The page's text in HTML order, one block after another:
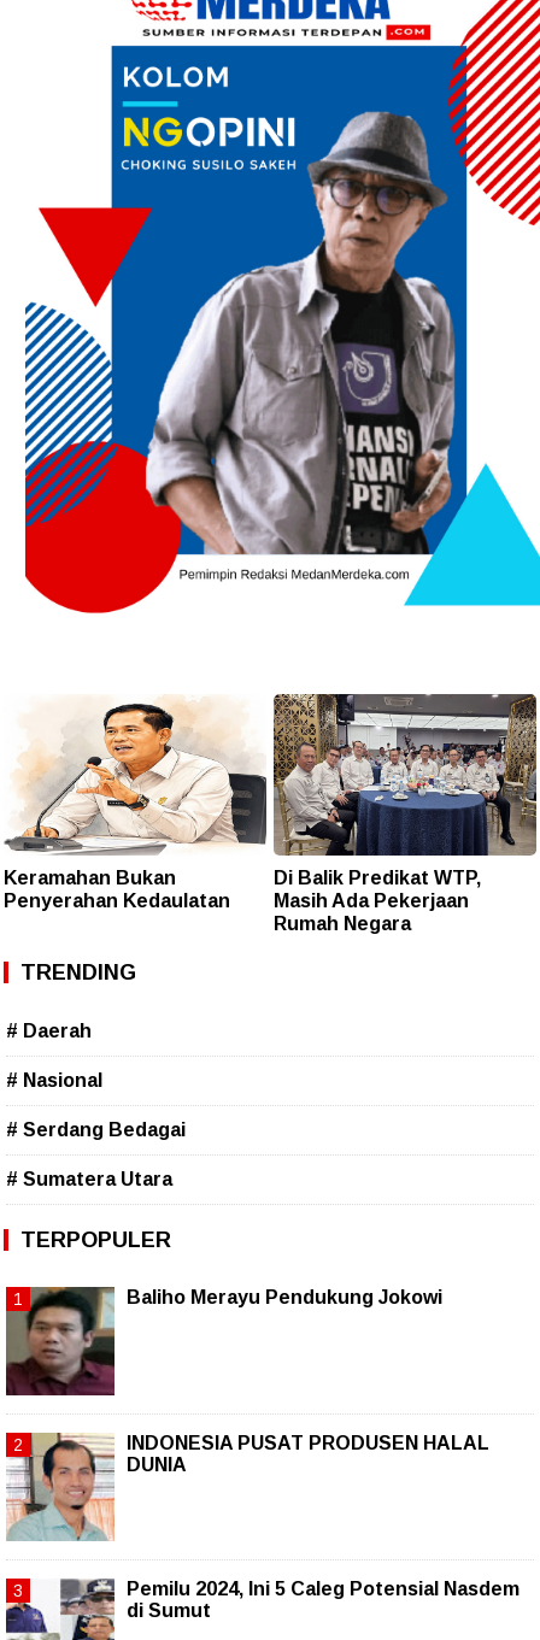
Keramahan Bukan
Penyerahan Kedaulatan
Di Balik Predikat WTP,
Masih Ada Pekerjaan
Rumah Negara
TRENDING
# Daerah
# Nasional
# Serdang Bedagai
# Sumatera Utara
TERPOPULER
Baliho Merayu Pendukung Jokowi
INDONESIA PUSAT PRODUSEN HALAL
DUNIA
Pemilu 2024, Ini 5 Caleg Potensial Nasdem
di Sumut